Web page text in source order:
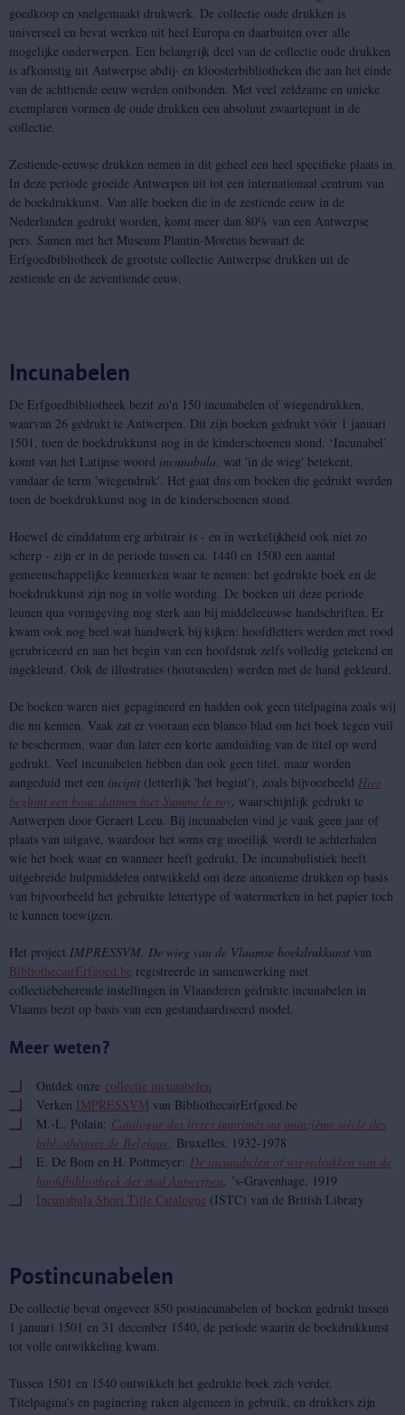
goedkoop en snelgemaakt drukwerk. De collectie oude drukken is
universeel en bevat werken uit heel Europa en daarbuiten over alle
mogelijke onderwerpen. Een belangrijk deel van de collectie oude drukken
is afkomstig uit Antwerpse abdij- en kloosterbibliotheken die aan het einde
van de achttiende eeuw werden ontbonden. Met veel zeldzame en unieke
exemplaren vormen de oude drukken een absoluut zwaartepunt in de
collectie.
Zestiende-eeuwse drukken nemen in dit geheel een heel specifieke plaats in.
In deze periode groeide Antwerpen uit tot een internationaal centrum van
de boekdrukkunst. Van alle boeken die in de zestiende eeuw in de
Nederlanden gedrukt worden, komt meer dan 80% van een Antwerpse
pers. Samen met het Museum Plantin-Moretus bewaart de
Erfgoedbibliotheek de grootste collectie Antwerpse drukken uit de
zestiende en de zeventiende eeuw.
Incunabelen
De Erfgoedbibliotheek bezit zo'n 150 incunabelen of wiegendrukken,
waarvan 26 gedrukt te Antwerpen. Dit zijn boeken gedrukt vóór 1 januari
1501, toen de boekdrukkunst nog in de kinderschoenen stond. ‘Incunabel’
komt van het Latijnse woord incunabula, wat 'in de wieg' betekent,
vandaar de term 'wiegendruk'. Het gaat dus om boeken die gedrukt werden
toen de boekdrukkunst nog in de kinderschoenen stond.
Hoewel de einddatum erg arbitrair is - en in werkelijkheid ook niet zo
scherp - zijn er in de periode tussen ca. 1440 en 1500 een aantal
gemeenschappelijke kenmerken waar te nemen: het gedrukte boek en de
boekdrukkunst zijn nog in volle wording. De boeken uit deze periode
leunen qua vormgeving nog sterk aan bij middeleeuwse handschriften. Er
kwam ook nog heel wat handwerk bij kijken: hoofdletters werden met rood
gerubriceerd en aan het begin van een hoofdstuk zelfs volledig getekend en
ingekleurd. Ook de illustraties (houtsneden) werden met de hand gekleurd.
De boeken waren niet gepagineerd en hadden ook geen titelpagina zoals wij
die nu kennen. Vaak zat er vooraan een blanco blad om het boek tegen vuil
te beschermen, waar dan later een korte aanduiding van de titel op werd
gedrukt. Veel incunabelen hebben dan ook geen titel, maar worden
aangeduid met een incipit (letterlijk 'het begint'), zoals bijvoorbeeld Hier
beghint een bouc datmen hiet Summe le roy, waarschijnlijk gedrukt te
Antwerpen door Geraert Leeu. Bij incunabelen vind je vaak geen jaar of
plaats van uitgave, waardoor het soms erg moeilijk wordt te achterhalen
wie het boek waar en wanneer heeft gedrukt. De incunabulistiek heeft
uitgebreide hulpmiddelen ontwikkeld om deze anonieme drukken op basis
van bijvoorbeeld het gebruikte lettertype of watermerken in het papier toch
te kunnen toewijzen.
Het project IMPRESSVM. De wieg van de Vlaamse boekdrukkunst van
BibliothecairErfgoed.be registreerde in samenwerking met
collectiebeherende instellingen in Vlaanderen gedrukte incunabelen in
Vlaams bezit op basis van een gestandaardiseerd model.
Meer weten?
Ontdek onze collectie incunabelen
Verken IMPRESSVM van BibliothecairErfgoed.be
M.-L. Polain: Catalogue des livres imprimés au quinzième siècle des
bibliothèques de Belgique. Bruxelles, 1932-1978
E. De Bom en H. Pottmeyer: De incunabelen of wiegedrukken van de
hoofdbibliotheek der stad Antwerpen. ’s-Gravenhage, 1919
Incunabula Short Title Catalogue (ISTC) van de British Library
Postincunabelen
De collectie bevat ongeveer 850 postincunabelen of boeken gedrukt tussen
1 januari 1501 en 31 december 1540, de periode waarin de boekdrukkunst
tot volle ontwikkeling kwam.
Tussen 1501 en 1540 ontwikkelt het gedrukte boek zich verder.
Titelpagina’s en paginering raken algemeen in gebruik, en drukkers zijn